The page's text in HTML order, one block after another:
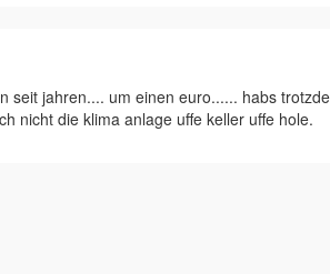
seit jahren.... um einen euro...... habs
nicht die klima anlage uffe keller uffe hole.